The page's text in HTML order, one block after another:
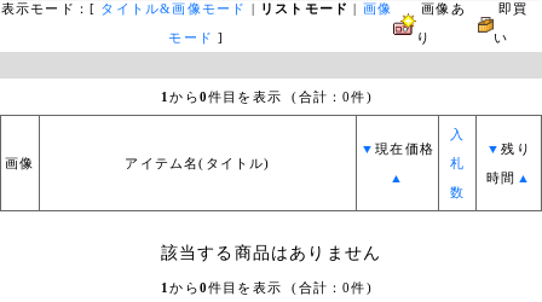
表示モード：[ タイトル&画像モード リストモード 画像
モード ]
画像あ
り
即買
い
1から0件目を表示 (合計：0件)
画像 アイテム名(タイトル)
▼現在価格
▲
入
札
数
▼残り
時間 ▲
該当する商品はありません
1から0件目を表示 (合計：0件)